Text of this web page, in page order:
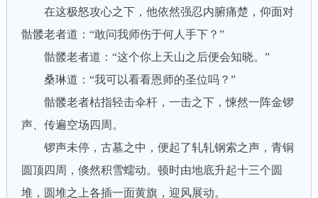
在这极怒攻心之下，他依然强忍内腑痛楚，仰面对
骷髅老者道：“敢问我师伤于何人手下？”
骷髅老者道：“这个你上天山之后便会知晓。”
桑琳道：“我可以看看恩师的圣位吗？”
骷髅老者枯指轻击伞杆，一击之下，悚然一阵金锣
声、传遍空场四周。
锣声未停，古墓之中，便起了轧轧钢索之声，青铜
圆顶四周，倏然积雪蠕动。顿时由地底升起十三个圆
堆，圆堆之上各插一面黄旗，迎风展动。